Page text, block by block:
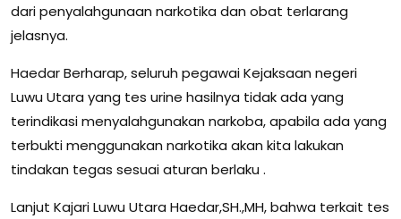
dari penyalahgunaan narkotika dan obat terlarang
jelasnya.
Haedar Berharap, seluruh pegawai Kejaksaan negeri
Luwu Utara yang tes urine hasilnya tidak ada yang
terindikasi menyalahgunakan narkoba, apabila ada yang
terbukti menggunakan narkotika akan kita lakukan
tindakan tegas sesuai aturan berlaku .
Lanjut Kajari Luwu Utara Haedar,SH.,MH, bahwa terkait tes